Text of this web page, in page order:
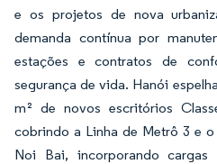
e os projetos de nova
demanda contínua por
estações e contratos de
segurança de vida. Hanói
m² de novos escritórios
cobrindo a Linha de Metrô 3 e
Noi Bai, incorporando